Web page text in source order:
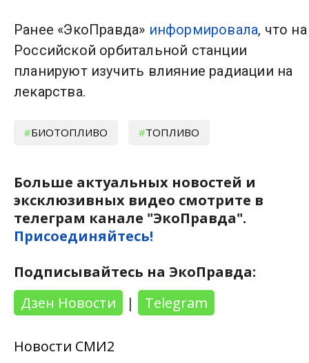
Ранее «ЭкоПравда» информировала, что на
Российской орбитальной станции
планируют изучить влияние радиации на
лекарства.
БИОТОПЛИВО ТОПЛИВО
Больше актуальных новостей и
эксклюзивных видео смотрите в
телеграм канале "ЭкоПравда".
Присоединяйтесь!
Подписывайтесь на ЭкоПравда:
Дзен Новости
| Telegram
Новости СМИ2